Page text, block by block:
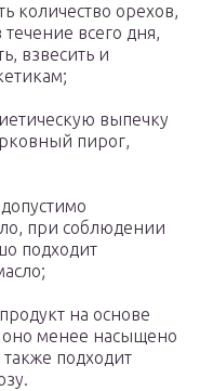
количество орехов,
течение всего дня,
взвесить и
выпечку
пирог,
при соблюдении
подходит
на основе
оно менее насыщено
подходит